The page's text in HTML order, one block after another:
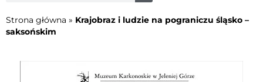
Strona główna » Krajobraz i ludzie na pograniczu śląsko –
saksońskim